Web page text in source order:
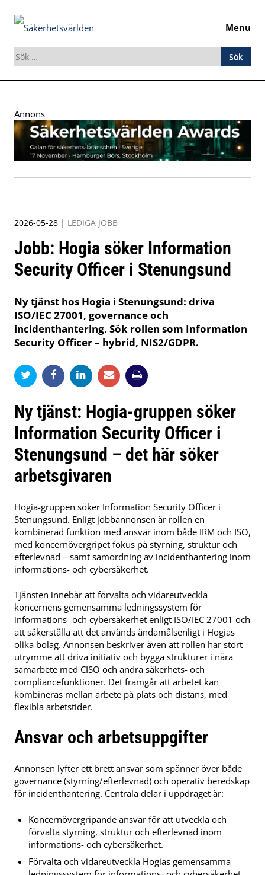
Menu
Sök
efter:
to
content
Annons
2026-05-28 | LEDIGA JOBB
Jobb: Hogia söker Information
Security Officer i Stenungsund
Ny tjänst hos Hogia i Stenungsund: driva
ISO/IEC 27001, governance och
incidenthantering. Sök rollen som Information
Security Officer – hybrid, NIS2/GDPR.
Ny tjänst: Hogia-gruppen söker
Information Security Officer i
Stenungsund – det här söker
arbetsgivaren
Hogia-gruppen söker Information Security Officer i
Stenungsund. Enligt jobbannonsen är rollen en
kombinerad funktion med ansvar inom både IRM och ISO,
med koncernövergripet fokus på styrning, struktur och
efterlevnad – samt samordning av incidenthantering inom
informations- och cybersäkerhet.
Tjänsten innebär att förvalta och vidareutveckla
koncernens gemensamma ledningssystem för
informations- och cybersäkerhet enligt ISO/IEC 27001 och
att säkerställa att det används ändamålsenligt i Hogias
olika bolag. Annonsen beskriver även att rollen har stort
utrymme att driva initiativ och bygga strukturer i nära
samarbete med CISO och andra säkerhets- och
compliancefunktioner. Det framgår att arbetet kan
kombineras mellan arbete på plats och distans, med
flexibla arbetstider.
Ansvar och arbetsuppgifter
Annonsen lyfter ett brett ansvar som spänner över både
governance (styrning/efterlevnad) och operativ beredskap
för incidenthantering. Centrala delar i uppdraget är:
Koncernövergripande ansvar för att utveckla och
förvalta styrning, struktur och efterlevnad inom
informations- och cybersäkerhet.
Förvalta och vidareutveckla Hogias gemensamma